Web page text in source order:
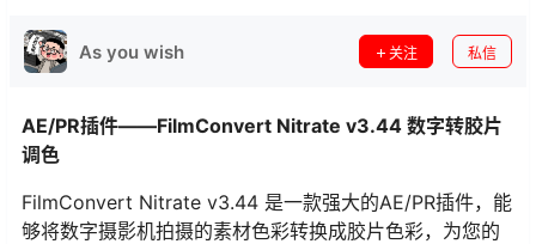
As you wish 关注 私信
AE/PR插件——FilmConvert Nitrate v3.44 数字转胶片
调色
FilmConvert Nitrate v3.44 是一款强大的AE/PR插件，能
够将数字摄影机拍摄的素材色彩转换成胶片色彩，为您的